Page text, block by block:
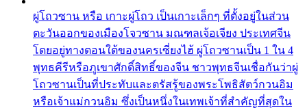
ผู่โถวซาน หรือ เกาะผู่โถว เป็นเกาะเล็กๆ ที่ตั้งอยู่ในส่วน
ตะวันออกของเมืองโจวซาน มณฑลเจ้อเจียง ประเทศจีน
โดยอยู่ทางตอนใต้ของนครเซี่ยงไฮ้ ผู่โถวซานเป็น 1 ใน 4
พุทธคีรีหรือภูเขาศักดิ์สิทธิ์ของจีน ชาวพุทธจีนเชื่อกันว่าผู่
โถวซานเป็นที่ประทับและตรัสรู้ของพระโพธิสัตว์กวนอิม
หรือเจ้าแม่กวนอิม ซึ่งเป็นหนึ่งในเทพเจ้าที่สำคัญที่สุดใน